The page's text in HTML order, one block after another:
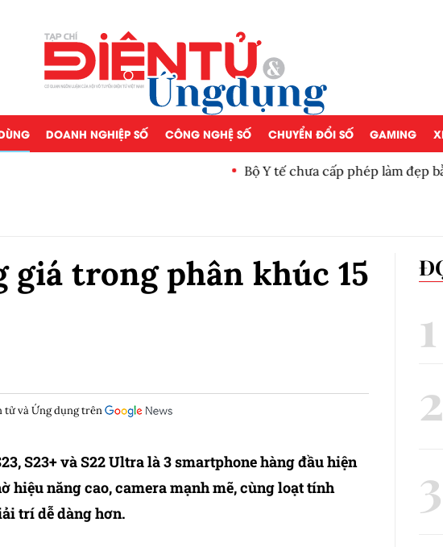
DOANH NGHIỆP SỐ CÔNG NGHỆ SỐ CHUYỂN ĐỔI SỐ GAMING
Bộ Y tế chưa cấp phép làm đẹp bằng tế
giá trong phân khúc 15
và Ứng dụng trên
S23+ và S22 Ultra là 3 smartphone hàng đầu hiện
năng cao, camera mạnh mẽ, cùng loạt tính
trí dễ dàng hơn.